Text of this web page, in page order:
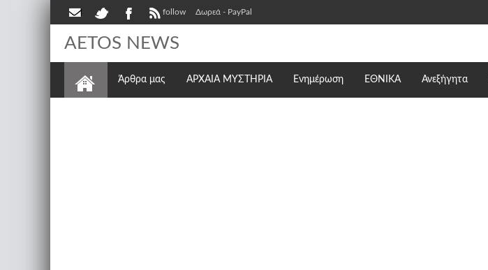
follow Δωρεά - PayPal
AETOS NEWS
Άρθρα μας ΑΡΧΑΙΑ ΜΥΣΤΗΡΙΑ Ενημέρωση ΕΘΝΙΚΆ Ανεξήγητα